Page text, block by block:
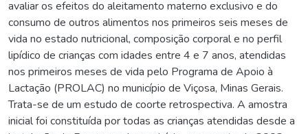
avaliar os efeitos do aleitamento materno exclusivo e do
consumo de outros alimentos nos primeiros seis meses de
vida no estado nutricional, composição corporal e no perfil
lipídico de crianças com idades entre 4 e 7 anos, atendidas
nos primeiros meses de vida pelo Programa de Apoio à
Lactação (PROLAC) no município de Viçosa, Minas Gerais.
Trata-se de um estudo de coorte retrospectiva. A amostra
inicial foi constituída por todas as crianças atendidas desde a